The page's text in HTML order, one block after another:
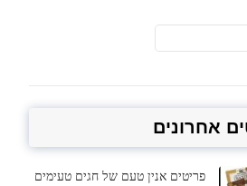
אחרונים
פריטים אנין טעם של חגים טעימים